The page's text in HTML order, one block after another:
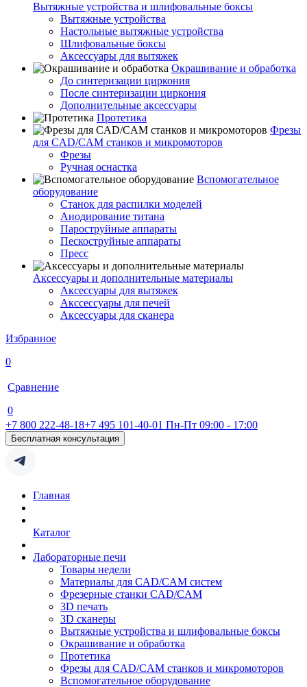
Вытяжные устройства и шлифовальные боксы
Вытяжные устройства
Настольные вытяжные устройства
Шлифовальные боксы
Аксессуары для вытяжек
Окрашивание и обработка
До синтеризации циркония
После синтеризации циркония
Дополнительные аксессуары
Протетика
Фрезы
для CAD/CAM станков и микромоторов
Фрезы
Ручная оснастка
Вспомогательное
оборудование
Станок для распилки моделей
Анодирование титана
Пароструйные аппараты
Пескоструйные аппараты
Пресс
Аксессуары и дополнительные материалы
Аксессуары для вытяжек
Акссессуары для печей
Аксессуары для сканера
Избранное
0
Сравнение
0
+7 800 222-48-18+7 495 101-40-01 Пн-Пт 09:00 - 17:00
Бесплатная консультация
Главная
Каталог
Лабораторные печи
Товары недели
Материалы для CAD/CAM систем
Фрезерные станки CAD/CAM
3D печать
3D сканеры
Вытяжные устройства и шлифовальные боксы
Окрашивание и обработка
Протетика
Фрезы для CAD/CAM станков и микромоторов
Вспомогательное оборудование